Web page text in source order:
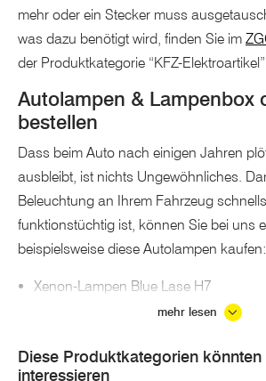
mehr oder ein Stecker muss
was dazu benötigt wird, finden Sie im
der Produktkategorie “KFZ-
Autolampen & Lampenbox
bestellen
Dass beim Auto nach einigen Jahren
ausbleibt, ist nichts Ungewöhnliches.
Beleuchtung an Ihrem Fahrzeug
funktionstüchtig ist, können Sie bei uns
beispielsweise diese Autolampen kaufen:
Xenon-Lampen Blue Lase H7
Halogen-Autolampen
Einfaden-Autolampen
mehr lesen
Diese Produktkategorien könnten
interessieren